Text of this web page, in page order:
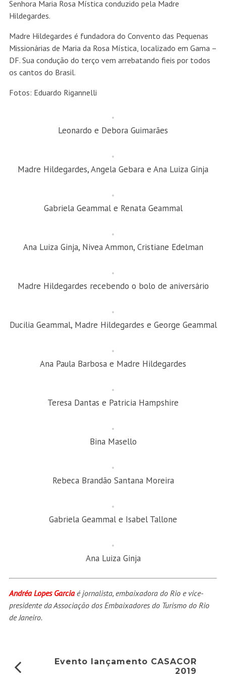
Senhora Maria Rosa Mística conduzido pela Madre
Hildegardes.
Madre Hildegardes é fundadora do Convento das Pequenas
Missionárias de Maria da Rosa Mística, localizado em Gama –
DF. Sua condução do terço vem arrebatando fieis por todos
os cantos do Brasil.
Fotos: Eduardo Rigannelli
Leonardo e Debora Guimarães
Madre Hildegardes, Angela Gebara e Ana Luiza Ginja
Gabriela Geammal e Renata Geammal
Ana Luiza Ginja, Nivea Ammon, Cristiane Edelman
Madre Hildegardes recebendo o bolo de aniversário
Ducilia Geammal, Madre Hildegardes e George Geammal
Ana Paula Barbosa e Madre Hildegardes
Teresa Dantas e Patricia Hampshire
Bina Masello
Rebeca Brandão Santana Moreira
Gabriela Geammal e Isabel Tallone
Ana Luiza Ginja
Andréa Lopes Garciaé jornalista, embaixadora do Rio e vice-
presidente da Associação dos Embaixadores do Turismo do Rio
de Janeiro.
Evento lançamento CASACOR
2019